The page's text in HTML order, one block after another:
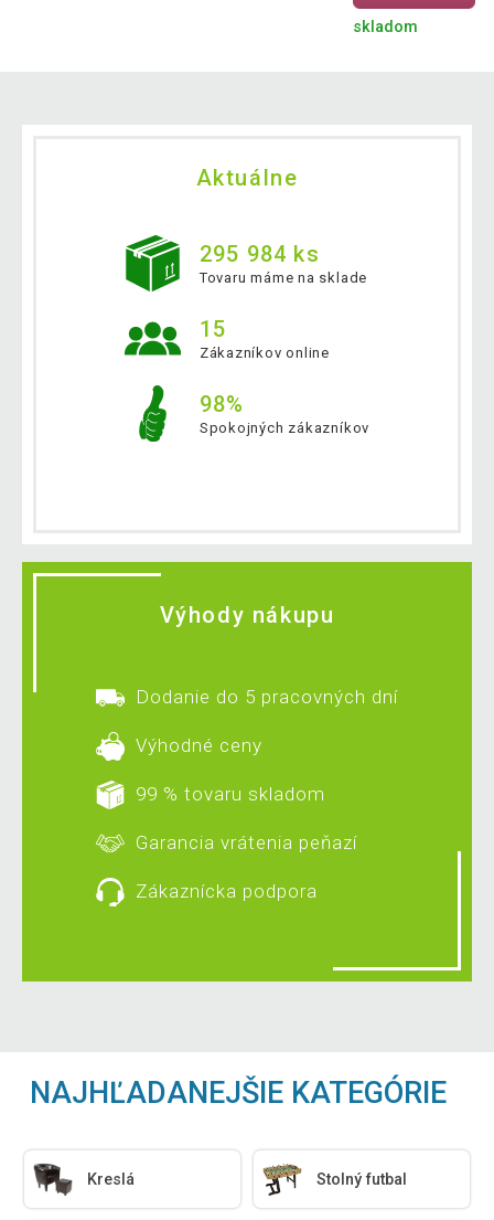
skladom
Aktuálne
295 984 ks
Tovaru máme na sklade
15
Zákazníkov online
98%
Spokojných zákazníkov
Výhody nákupu
Dodanie do 5 pracovných dní
Výhodné ceny
99 % tovaru skladom
Garancia vrátenia peňazí
Zákaznícka podpora
NAJHĽADANEJŠIE KATEGÓRIE
Kreslá Stolný futbal